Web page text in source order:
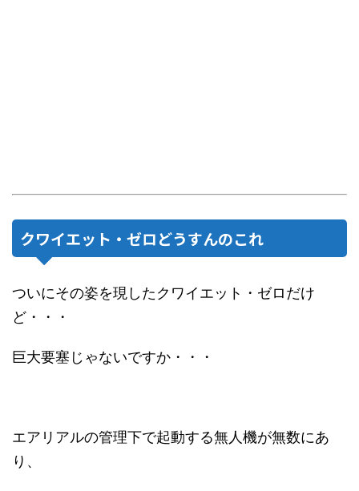
クワイエット・ゼロどうすんのこれ
ついにその姿を現したクワイエット・ゼロだけ
ど・・・
巨大要塞じゃないですか・・・
エアリアルの管理下で起動する無人機が無数にあ
り、